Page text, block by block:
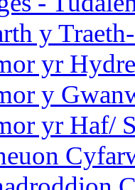
y
yr
y
yr Haf/